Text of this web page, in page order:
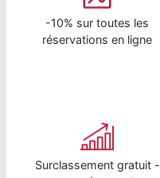
-10% sur toutes les
réservations en ligne
Surclassement gratuit -